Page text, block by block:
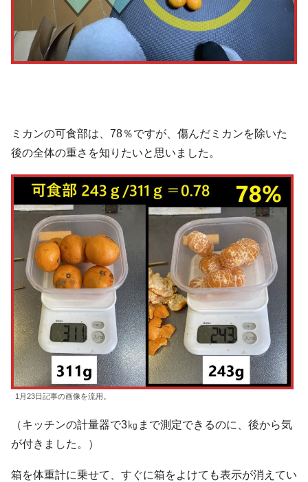
ミカンの可食部は、78％ですが、傷んだミカンを除いた
後の全体の重さを知りたいと思いました。
1月23日記事の画像を流用。
（キッチンの計量器で3㎏まで測定できるのに、後から気
が付きました。）
箱を体重計に乗せて、すぐに箱をよけても表示が消えてい